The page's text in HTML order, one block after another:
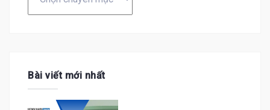
Bài viết mới nhất